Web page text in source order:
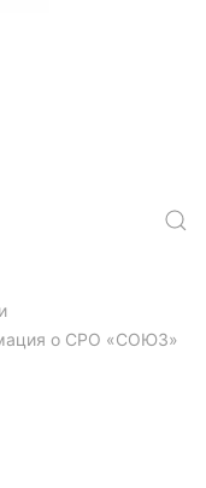
о СРО «СОЮЗ»